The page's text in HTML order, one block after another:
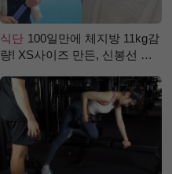
식단 100일만에 체지방 11kg감
량! XS사이즈 만든, 신봉선 식